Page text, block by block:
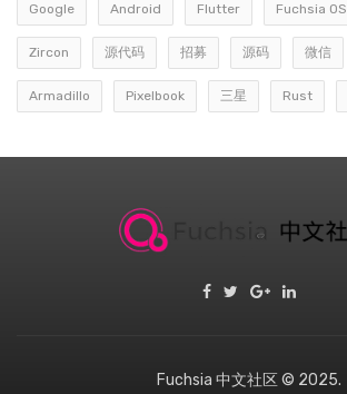
Google Android Flutter Fuchsia OS
Zircon 源代码 招募 源码 微信
Armadillo Pixelbook 三星 Rust
Fuchsia 中文社区 © 2025.